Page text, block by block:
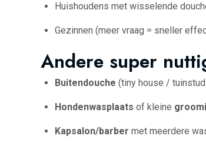
Huishoudens met wisselende
Gezinnen (meer vraag = sneller
Andere super
Buitendouche (tiny house /
Hondenwasplaats of kleine
Kapsalon/barber met meerdere